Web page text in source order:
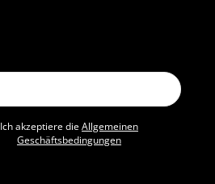
Ich akzeptiere dieAllgemeinen
Geschäftsbedingungen